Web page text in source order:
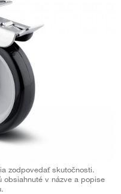
zodpovedať skutočnosti.
obsiahnuté v názve a popise